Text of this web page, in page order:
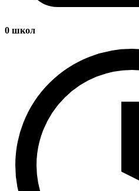
0 школ